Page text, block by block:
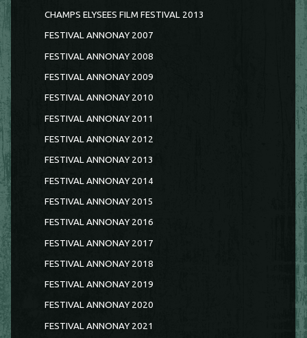
CHAMPS ELYSEES FILM FESTIVAL 2013
FESTIVAL ANNONAY 2007
FESTIVAL ANNONAY 2008
FESTIVAL ANNONAY 2009
FESTIVAL ANNONAY 2010
FESTIVAL ANNONAY 2011
FESTIVAL ANNONAY 2012
FESTIVAL ANNONAY 2013
FESTIVAL ANNONAY 2014
FESTIVAL ANNONAY 2015
FESTIVAL ANNONAY 2016
FESTIVAL ANNONAY 2017
FESTIVAL ANNONAY 2018
FESTIVAL ANNONAY 2019
FESTIVAL ANNONAY 2020
FESTIVAL ANNONAY 2021